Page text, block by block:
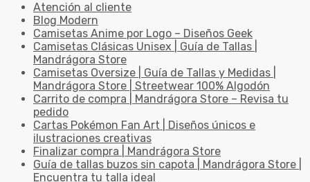
Atención al cliente
Blog Modern
Camisetas Anime por Logo – Diseños Geek
Camisetas Clásicas Unisex | Guía de Tallas |
Mandrágora Store
Camisetas Oversize | Guía de Tallas y Medidas |
Mandrágora Store | Streetwear 100% Algodón
Carrito de compra | Mandrágora Store – Revisa tu
pedido
Cartas Pokémon Fan Art | Diseños únicos e
ilustraciones creativas
Finalizar compra | Mandrágora Store
Guía de tallas buzos sin capota | Mandrágora Store |
Encuentra tu talla ideal